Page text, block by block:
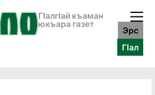
ГӀалгӀай къаман
юкъара газет
Эрс
ГӀал